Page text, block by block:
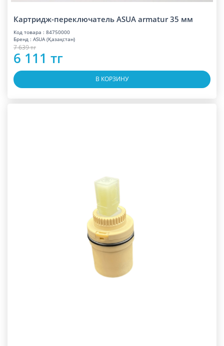
Картридж-переключатель ASUA armatur 35 мм
Код товара : 84750000
Бренд : ASUA (Қазақстан)
7 639 тг
6 111 тг
В КОРЗИНУ